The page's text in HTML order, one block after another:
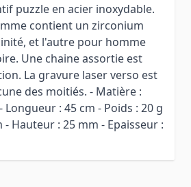
puzzle en acier inoxydable.
contient un zirconium
et l'autre pour homme
Une chaine assortie est
La gravure laser verso est
des moitiés. - Matière :
: 45 cm - Poids : 20 g
- Hauteur : 25 mm - Epaisseur :